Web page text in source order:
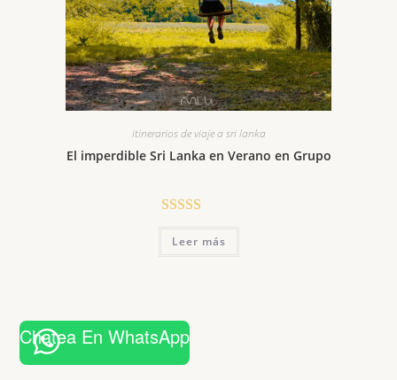
itinerarios de viaje a sri lanka
El imperdible Sri Lanka en Verano en Grupo
5.00 de 5
Leer más
Chatea En WhatsApp